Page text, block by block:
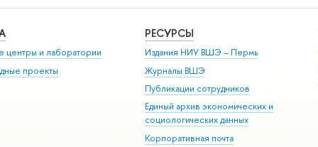
центры и лаборатории
проекты
РЕСУРСЫ
Издания НИУ ВШЭ ­– Пермь
Журналы ВШЭ
Публикации сотрудников
Единый архив экономических и
социологических данных
Корпоративная почта